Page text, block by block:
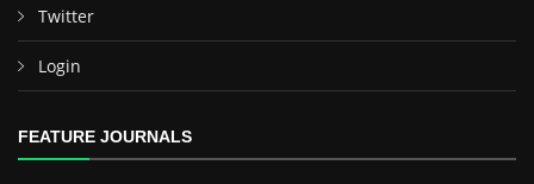
Twitter
Login
FEATURE JOURNALS